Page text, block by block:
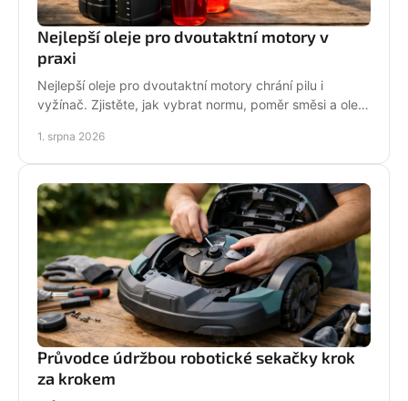
Nejlepší oleje pro dvoutaktní motory v
praxi
Nejlepší oleje pro dvoutaktní motory chrání pilu i
vyžínač. Zjistěte, jak vybrat normu, poměr směsi a olej
1. srpna 2026
Průvodce údržbou robotické sekačky krok
za krokem